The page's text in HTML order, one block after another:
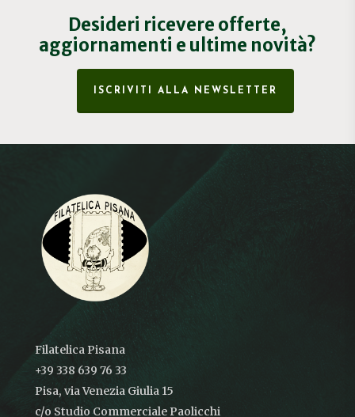
Desideri ricevere offerte,
aggiornamenti e ultime novità?
ISCRIVITI ALLA NEWSLETTER
Filatelica Pisana
+39 338 639 76 33
Pisa, via Venezia Giulia 15
c/o Studio Commerciale Paolicchi